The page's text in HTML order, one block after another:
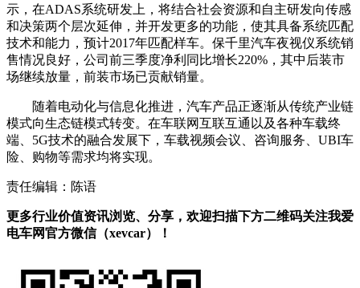
示，在ADAS系统研发上，将结合社会资源和自主研发向传感
和决策两个层次延伸，并开发更多的功能，使其具备系统匹配
技术和能力，预计2017年匹配样车。保千里汽车夜视仪系统销
售情况良好，公司前三季度净利同比增长220%，其中后装市
场继续放量，前装市场已贡献销量。
随着电动化与信息化推进，汽车产品正逐渐从传统产业链
模式向生态链模式转变。在车联网互联互通以及各种车载终
端、5G技术的融合发展下，车载视频会议、咨询服务、UBI车
险、购物等需求均将实现。
责任编辑：陈语
更多行业价值资讯浏览、分享，欢迎扫描下方二维码关注我爱
电车网官方微信（xevcar）！